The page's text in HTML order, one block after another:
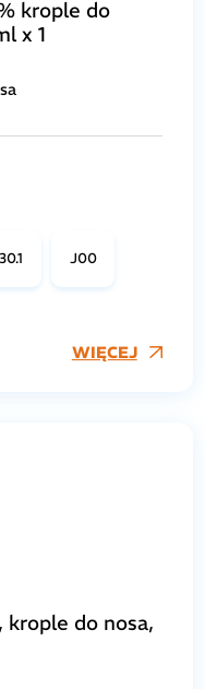
krople do
x 1
J00
WIĘCEJ
krople do nosa,